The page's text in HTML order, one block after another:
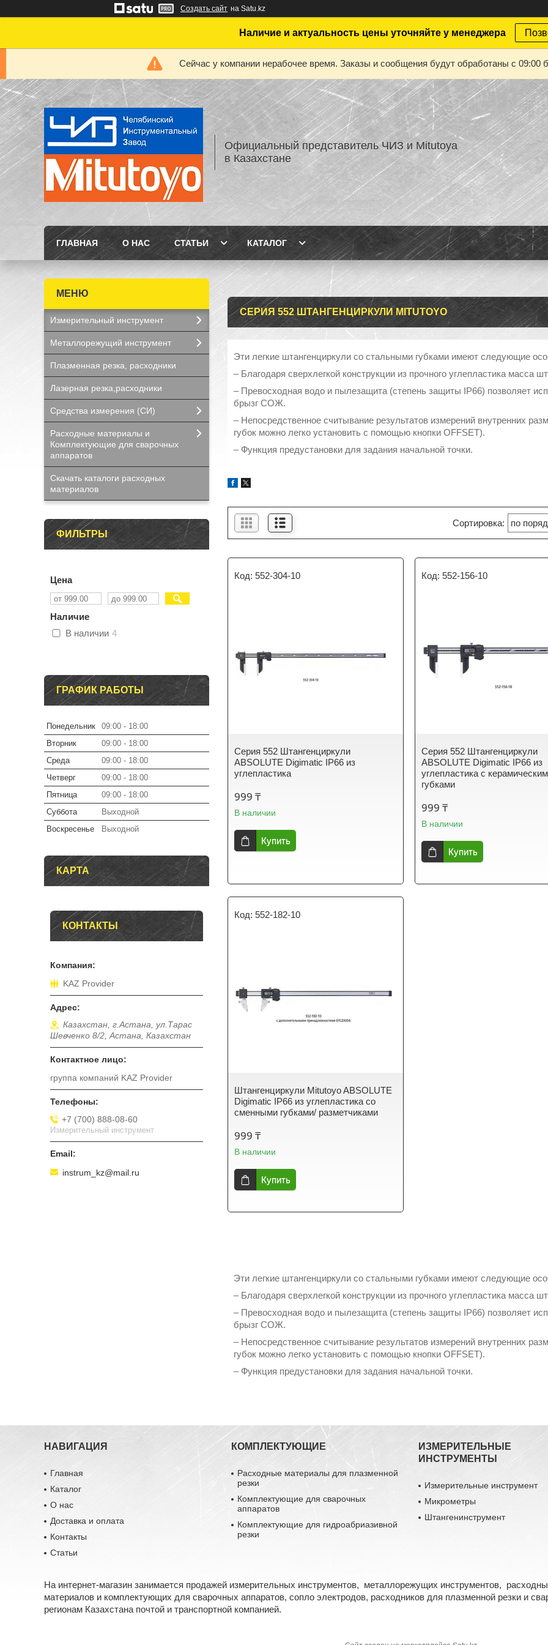
Создать сайт на Satu.kz
Наличие и актуальность цены уточняйте у менеджера
Сейчас у компании нерабочее время. Заказы и сообщения будут обработаны с 09:00
Официальный представитель ЧИЗ и Mitutoya
в Казахстане
ГЛАВНАЯ О НАС СТАТЬИ КАТАЛОГ
СЕРИЯ 552 ШТАНГЕНЦИРКУЛИ MITUTOYO
Эти легкие штангенциркули со стальными губками имеют следующие
– Благодаря сверхлегкой конструкции из прочного углепластика масса
– Превосходная водо и пылезащита (степень защиты IP66) позволяет
брызг СОЖ.
– Непосредственное считывание результатов измерений внутренних
губок можно легко установить с помощью кнопки OFFSET).
– Функция предустановки для задания начальной точки.
552-304-10
Серия 552 Штангенциркули
ABSOLUTE Digimatic IP66 из
углепластика
999 ₸
В наличии
Купить
552-156-10
Серия 552 Штангенциркули
ABSOLUTE Digimatic IP66 из
углепластика с
губками
999 ₸
В наличии
Купить
552-182-10
Штангенциркули Mitutoyo ABSOLUTE
Digimatic IP66 из углепластика со
сменными губками/ разметчиками
999 ₸
В наличии
Купить
Эти легкие штангенциркули со стальными губками имеют следующие
– Благодаря сверхлегкой конструкции из прочного углепластика масса
– Превосходная водо и пылезащита (степень защиты IP66) позволяет
брызг СОЖ.
– Непосредственное считывание результатов измерений внутренних
губок можно легко установить с помощью кнопки OFFSET).
– Функция предустановки для задания начальной точки.
Измерительный инструмент
Металлорежущий инструмент
Плазменная резка, расходники
Лазерная резка,расходники
Средства измерения (СИ)
Расходные материалы и
Комплектующие для сварочных
аппаратов
Скачать каталоги расходных
материалов
ФИЛЬТРЫ
Цена
Наличие
В наличии 4
ГРАФИК РАБОТЫ
Понедельник 09:00
18:00
Вторник
09:00
18:00
Среда
09:00
18:00
Четверг
09:00
18:00
Пятница
09:00
18:00
Суббота
Выходной
Воскресенье
Выходной
КАРТА
КОНТАКТЫ
KAZ Provider
Казахстан, г.Астана, ул.Тарас
Шевченко 8/2, Астана, Казахстан
группа компаний KAZ Provider
+7 (700) 888-08-60
Измерительный инструмент
instrum_kz@mail.ru
НАВИГАЦИЯ
Главная
Каталог
О нас
Доставка и оплата
Контакты
Статьи
КОМПЛЕКТУЮЩИЕ
Расходные материалы для плазменной
резки
Комплектующие для сварочных
аппаратов
Комплектующие для гидроабриазивной
резки
ИЗМЕРИТЕЛЬНЫЕ
ИНСТРУМЕНТЫ
Измерительные инструмент
Микрометры
Штангенинструмент
На интернет-магазин занимается продажей измерительных инструментов, металлорежущих инструментов,
материалов и комплектующих для сварочных аппаратов, сопло электродов, расходников для плазменной резки и
регионам Казахстана почтой и транспортной компанией.